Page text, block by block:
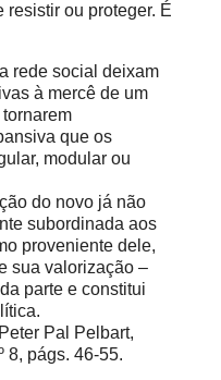
resistir ou proteger. É
rede social deixam
à mercê de um
que os
modular ou
do novo já não
subordinada aos
proveniente dele,
sua valorização –
parte e constitui
Pal Pelbart,
8, págs. 46-55.